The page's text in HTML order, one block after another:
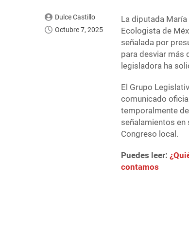
Dulce Castillo
Octubre 7, 2025
La diputada
Ecologista de
señalada por
para desviar más
legisladora ha
El Grupo
comunicado
temporalmente
señalamientos en
Congreso local.
Puedes leer:
contamos